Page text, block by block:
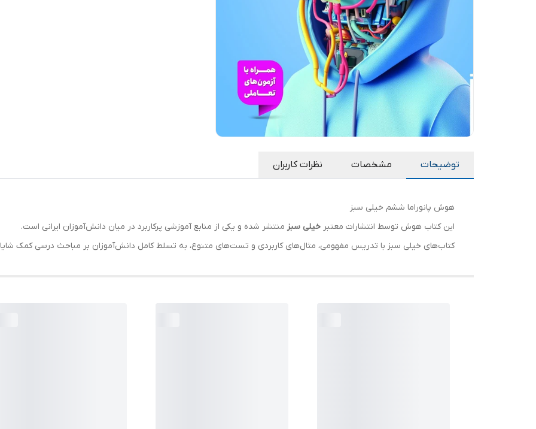
توضیحات مشخصات نظرات کاربران
هوش پانوراما ششم خیلی سبز
این کتاب هوش توسط انتشارات معتبر خیلی سبز منتشر شده و یکی از منابع آموزشی پرکاربرد در میان دانش‌آموزان ایرانی است.
کتاب‌های خیلی سبز با تدریس مفهومی، مثال‌های کاربردی و تست‌های متنوع، به تسلط کامل دانش‌آموزان بر مباحث درسی کمک